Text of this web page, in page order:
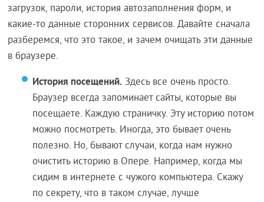
загрузок, пароли, история автозаполнения форм, и
какие-то данные сторонних сервисов. Давайте сначала
разберемся, что это такое, и зачем очищать эти данные
в браузере.
История посещений. Здесь все очень просто.
Браузер всегда запоминает сайты, которые вы
посещаете. Каждую страничку. Эту историю потом
можно посмотреть. Иногда, это бывает очень
полезно. Но, бывают случаи, когда нам нужно
очистить историю в Опере. Например, когда мы
сидим в интернете с чужого компьютера. Скажу
по секрету, что в таком случае, лучше